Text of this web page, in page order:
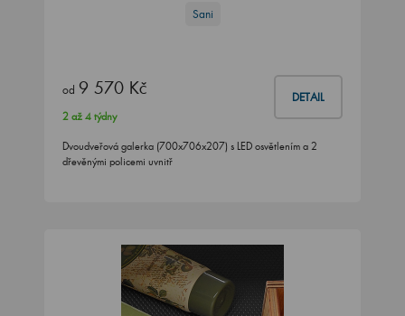
Sani
od 9 570 Kč DETAIL
2 až 4 týdny
Dvoudveřová galerka (700x706x207) s LED osvětlením a 2
dřevěnými policemi uvnitř